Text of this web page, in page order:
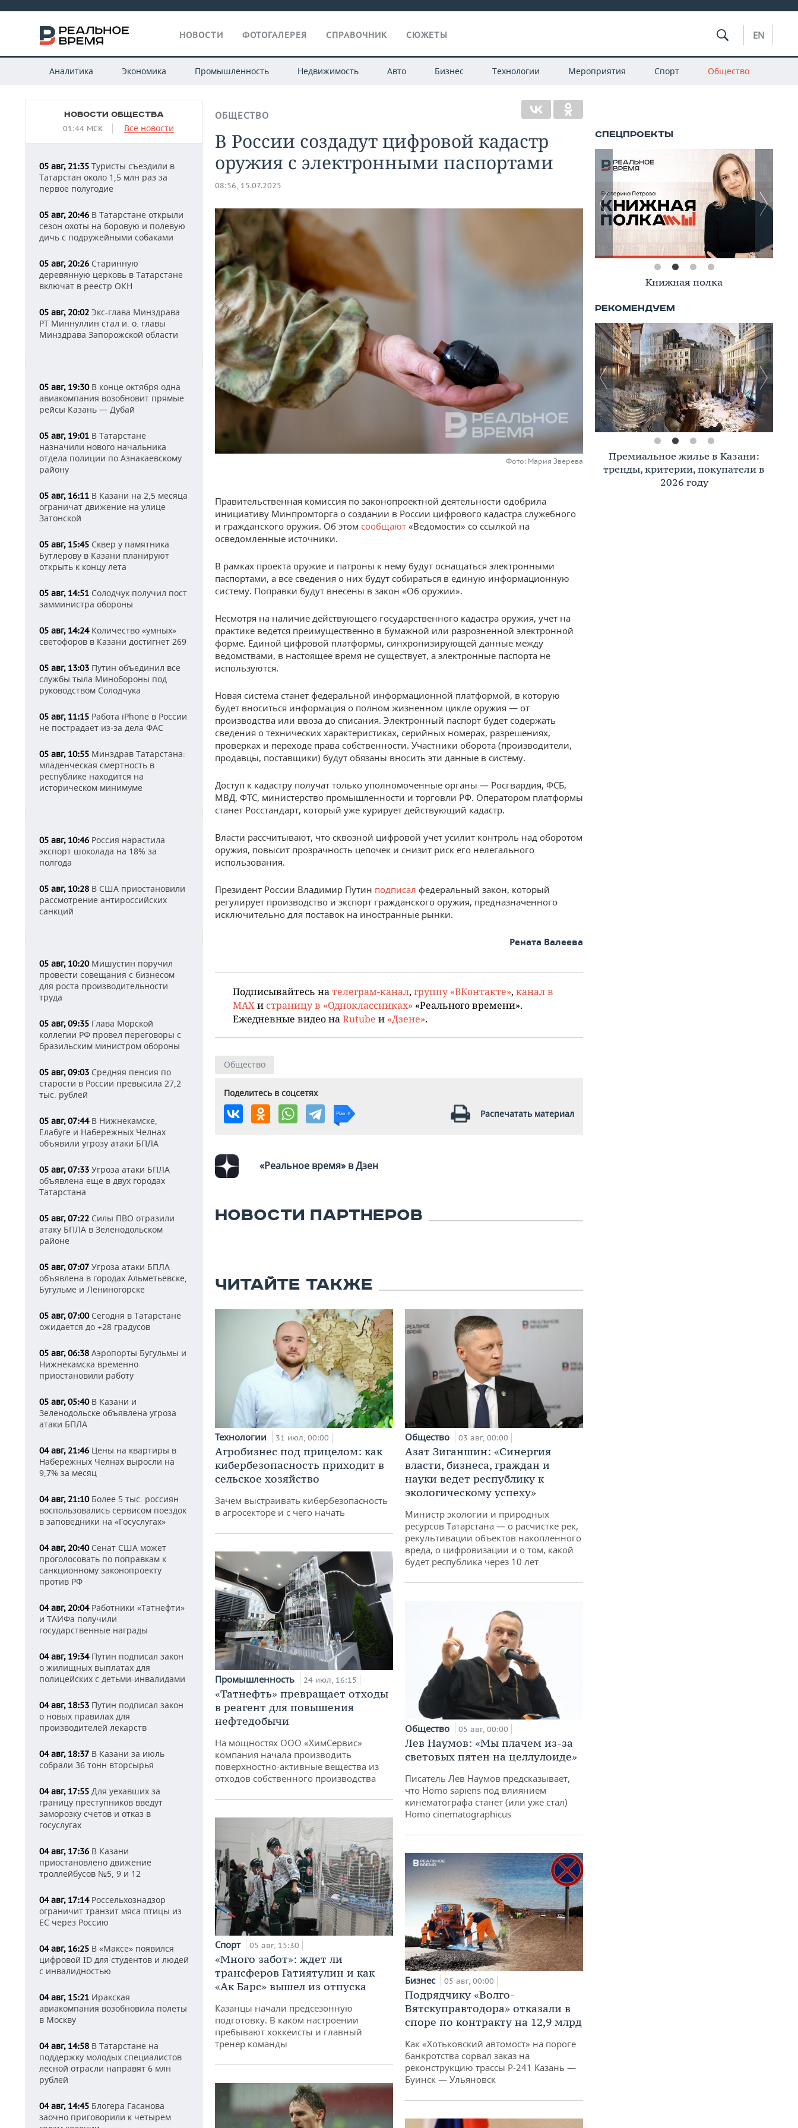
НОВОСТИ ФОТОГАЛЕРЕЯ СПРАВОЧНИК СЮЖЕТЫ EN
Аналитика Экономика Промышленность Недвижимость Авто Бизнес Технологии Мероприятия Спорт Общество
НОВОСТИ ОБЩЕСТВА
01:44 МСК Все новости
05 авг, 21:35 Туристы съездили в
Татарстан около 1,5 млн раз за
первое полугодие
05 авг, 20:46 В Татарстане открыли
сезон охоты на боровую и полевую
дичь с подружейными собаками
05 авг, 20:26 Старинную
деревянную церковь в Татарстане
включат в реестр ОКН
05 авг, 20:02 Экс-глава Минздрава
РТ Миннуллин стал и. о. главы
Минздрава Запорожской области
05 авг, 19:30В конце октября одна
авиакомпания возобновит прямые
рейсы Казань — Дубай
05 авг, 19:01 В Татарстане
назначили нового начальника
отдела полиции по Азнакаевскому
району
05 авг, 16:11 В Казани на 2,5 месяца
ограничат движение на улице
Затонской
05 авг, 15:45 Сквер у памятника
Бутлерову в Казани планируют
открыть к концу лета
05 авг, 14:51 Солодчук получил пост
замминистра обороны
05 авг, 14:24Количество «умных»
светофоров в Казани достигнет 269
05 авг, 13:03 Путин объединил все
службы тыла Минобороны под
руководством Солодчука
05 авг, 11:15 Работа iPhone в России
не пострадает из-за дела ФАС
05 авг, 10:55 Минздрав Татарстана:
младенческая смертность в
республике находится на
историческом минимуме
05 авг, 10:46 Россия нарастила
экспорт шоколада на 18% за
полгода
05 авг, 10:28 В США приостановили
рассмотрение антироссийских
санкций
05 авг, 10:20Мишустин поручил
провести совещания с бизнесом
для роста производительности
труда
05 авг, 09:35 Глава Морской
коллегии РФ провел переговоры с
бразильским министром обороны
05 авг, 09:03 Средняя пенсия по
старости в России превысила 27,2
тыс. рублей
05 авг, 07:44В Нижнекамске,
Елабуге и Набережных Челнах
объявили угрозу атаки БПЛА
05 авг, 07:33 Угроза атаки БПЛА
объявлена еще в двух городах
Татарстана
05 авг, 07:22 Силы ПВО отразили
атаку БПЛА в Зеленодольском
районе
05 авг, 07:07 Угроза атаки БПЛА
объявлена в городах Альметьевске,
Бугульме и Лениногорске
05 авг, 07:00Сегодня в Татарстане
ожидается до +28 градусов
05 авг, 06:38 Аэропорты Бугульмы и
Нижнекамска временно
приостановили работу
05 авг, 05:40В Казани и
Зеленодольске объявлена угроза
атаки БПЛА
04 авг, 21:46 Цены на квартиры в
Набережных Челнах выросли на
9,7% за месяц
04 авг, 21:10Более 5 тыс. россиян
воспользовались сервисом поездок
в заповедники на «Госуслугах»
04 авг, 20:40Сенат США может
проголосовать по поправкам к
санкционному законопроекту
против РФ
04 авг, 20:04Работники «Татнефти»
и ТАИФа получили
государственные награды
04 авг, 19:34Путин подписал закон
о жилищных выплатах для
полицейских с детьми-инвалидами
04 авг, 18:53 Путин подписал закон
о новых правилах для
производителей лекарств
04 авг, 18:37 В Казани за июль
собрали 36 тонн вторсырья
04 авг, 17:55 Для уехавших за
границу преступников введут
заморозку счетов и отказ в
госуслугах
04 авг, 17:36 В Казани
приостановлено движение
троллейбусов №5, 9 и 12
04 авг, 17:14Россельхознадзор
ограничит транзит мяса птицы из
ЕС через Россию
04 авг, 16:25 В «Максе» появился
цифровой ID для студентов и людей
с инвалидностью
04 авг, 15:21 Иракская
авиакомпания возобновила полеты
в Москву
04 авг, 14:58 В Татарстане на
поддержку молодых специалистов
лесной отрасли направят 6 млн
рублей
04 авг, 14:45 Блогера Гасанова
заочно приговорили к четырем
ОБЩЕСТВО
В России создадут цифровой кадастр
оружия с электронными паспортами
08:56, 15.07.2025
Фото: Мария Зверева
Правительственная комиссия по законопроектной деятельности одобрила
инициативу Минпромторга о создании в России цифрового кадастра служебного
и гражданского оружия. Об этом сообщают «Ведомости» со ссылкой на
осведомленные источники.
В рамках проекта оружие и патроны к нему будут оснащаться электронными
паспортами, а все сведения о них будут собираться в единую информационную
систему. Поправки будут внесены в закон «Об оружии».
Несмотря на наличие действующего государственного кадастра оружия, учет на
практике ведется преимущественно в бумажной или разрозненной электронной
форме. Единой цифровой платформы, синхронизирующей данные между
ведомствами, в настоящее время не существует, а электронные паспорта не
используются.
Новая система станет федеральной информационной платформой, в которую
будет вноситься информация о полном жизненном цикле оружия — от
производства или ввоза до списания. Электронный паспорт будет содержать
сведения о технических характеристиках, серийных номерах, разрешениях,
проверках и переходе права собственности. Участники оборота (производители,
продавцы, поставщики) будут обязаны вносить эти данные в систему.
Доступ к кадастру получат только уполномоченные органы — Росгвардия, ФСБ,
МВД, ФТС, министерство промышленности и торговли РФ. Оператором платформы
станет Росстандарт, который уже курирует действующий кадастр.
Власти рассчитывают, что сквозной цифровой учет усилит контроль над оборотом
оружия, повысит прозрачность цепочек и снизит риск его нелегального
использования.
Президент России Владимир Путин подписал федеральный закон, который
регулирует производство и экспорт гражданского оружия, предназначенного
исключительно для поставок на иностранные рынки.
Рената Валеева
Подписывайтесь нателеграм-канал, группу «ВКонтакте», канал в
MAXи страницу в «Одноклассниках» «Реального времени».
Ежедневные видео наRutube и «Дзене».
Общество
Поделитесь в соцсетях
Распечатать материал
«Реальное время» в Дзен
НОВОСТИ ПАРТНЕРОВ
ЧИТАЙТЕ ТАКЖЕ
Технологии 31 июл, 00:00
Агробизнес под прицелом: как
кибербезопасность приходит в
сельское хозяйство
Зачем выстраивать кибербезопасность
в агросекторе и с чего начать
Промышленность 24 июл, 16:15
«Татнефть» превращает отходы
в реагент для повышения
нефтедобычи
На мощностях ООО «ХимСервис»
компания начала производить
поверхностно-активные вещества из
отходов собственного производства
Спорт 05 авг, 15:30
«Много забот»: ждет ли
трансферов Гатиятулин и как
«Ак Барс» вышел из отпуска
Казанцы начали предсезонную
подготовку. В каком настроении
пребывают хоккеисты и главный
тренер команды
Общество 03 авг, 00:00
Азат Зиганшин: «Синергия
власти, бизнеса, граждан и
науки ведет республику к
экологическому успеху»
Министр экологии и природных
ресурсов Татарстана — о расчистке рек,
рекультивации объектов накопленного
вреда, о цифровизации и о том, какой
будет республика через 10 лет
Общество 05 авг, 00:00
Лев Наумов: «Мы плачем из-за
световых пятен на целлулоиде»
Писатель Лев Наумов предсказывает,
что Homo sapiens под влиянием
кинематографа станет (или уже стал)
Homo cinematographicus
Бизнес 05 авг, 00:00
Подрядчику «Волго-
Вятскуправтодора» отказали в
споре по контракту на 12,9 млрд
Как «Хотьковский автомост» на пороге
банкротства сорвал заказ на
реконструкцию трассы Р‑241 Казань —
Буинск — Ульяновск
Книжная полка
Премиальное жилье в Казани:
тренды, критерии, покупатели в
2026 году